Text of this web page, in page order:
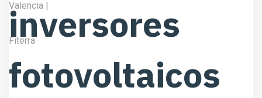
inversores
fotovoltaicos